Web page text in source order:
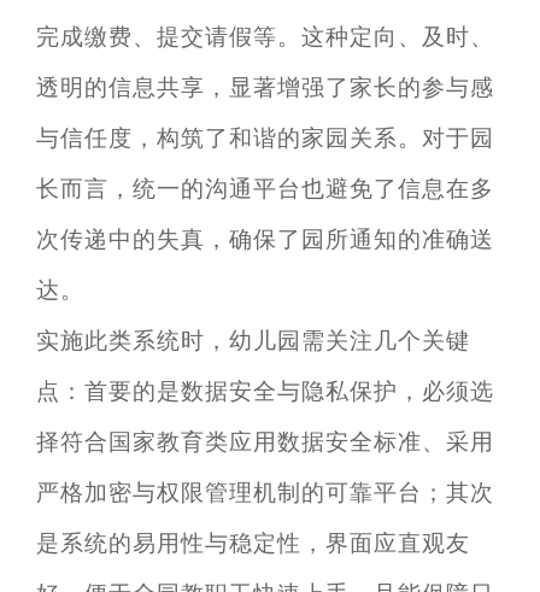
完成缴费、提交请假等。这种定向、及时、
透明的信息共享，显著增强了家长的参与感
与信任度，构筑了和谐的家园关系。对于园
长而言，统一的沟通平台也避免了信息在多
次传递中的失真，确保了园所通知的准确送
达。
实施此类系统时，幼儿园需关注几个关键
点：首要的是数据安全与隐私保护，必须选
择符合国家教育类应用数据安全标准、采用
严格加密与权限管理机制的可靠平台；其次
是系统的易用性与稳定性，界面应直观友